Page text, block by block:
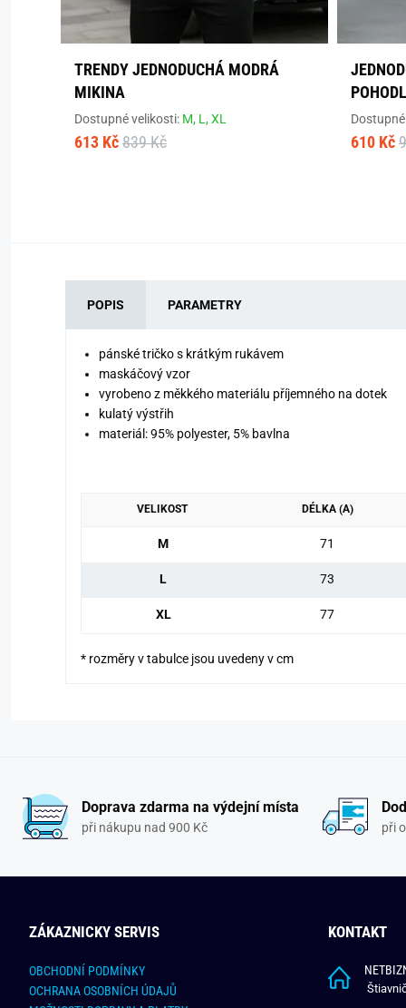
TRENDY JEDNODUCHÁ MODRÁ
MIKINA
Dostupné velikosti: M, L,XL
613 Kč 839 Kč 610 Kč
POPIS PARAMETRY
pánské tričko s krátkým rukávem
maskáčový vzor
vyrobeno z měkkého materiálu příjemného na dotek
kulatý výstřih
materiál: 95% polyester, 5% bavlna
VELIKOST DÉLKA (A)
M 71
L 73
XL 77
* rozměry v tabulce jsou uvedeny v cm
Doprava zdarma na výdejní místa
při nákupu nad 900 Kč při
ZÁKAZNICKY SERVIS
OBCHODNÍ PODMÍNKY
OCHRANA OSOBNÍCH ÚDAJŮ
KONTAKT